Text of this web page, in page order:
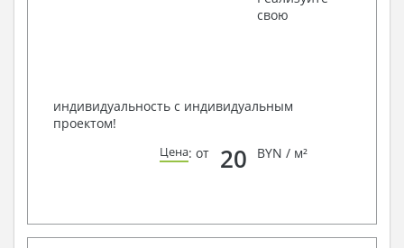
наших специалистов, Вы можете любым
свою
индивидуальность с индивидуальным
проектом!
Цена: от 20 BYN / м²